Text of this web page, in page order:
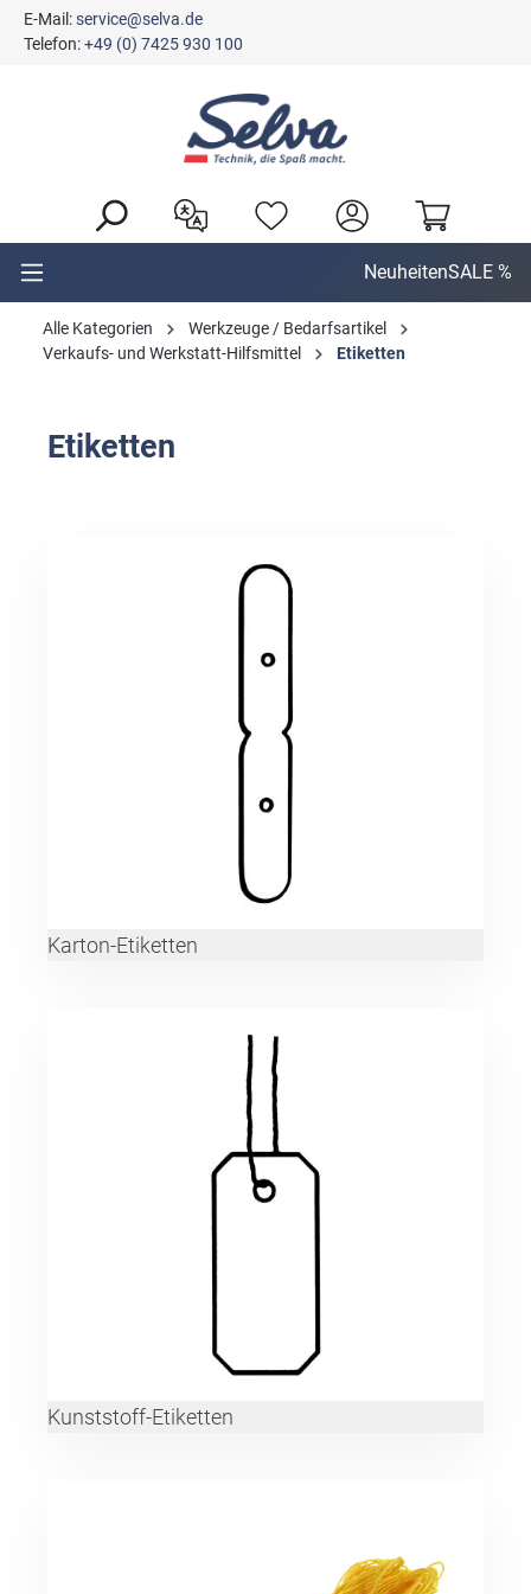
springen
E-Mail:service@selva.de
Telefon:+49 (0) 7425 930 100
NeuheitenSALE %
Alle Kategorien
Werkzeuge / Bedarfsartikel
Verkaufs- und Werkstatt-Hilfsmittel
Etiketten
Etiketten
Karton-Etiketten
Kunststoff-Etiketten